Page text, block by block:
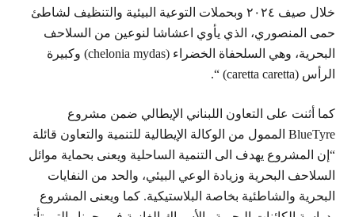
خلال صيف ٢٠٢٤ وبحملات التوعية البيئية والتنظيف لشاطئ
حمى المنصوري، الذي يأوي اعشاشا لنوعين من السلاحف
البحرية، وهي السلحفاة الخضراء (chelonia mydas) وكبيرة
الرأس (caretta caretta) “.
‏كما أثنت على التعاون اللبناني الإيطالي ضمن مشروع
BlueTyre الممول من الوكالة الإيطالية للتنمية والتعاون قائلة
“إن المشروع يهدف الى التنمية الساحلية ويعنى بحماية موائل
السلاحف البحرية وزيادة الوعي البيئي، والحد من النفايات
البحرية والشاطئية بخاصة البلاستيكية. كما ويعنى المشروع